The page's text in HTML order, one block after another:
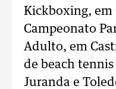
Kickboxing, em
Campeonato
Adulto, em
de beach
Juranda e